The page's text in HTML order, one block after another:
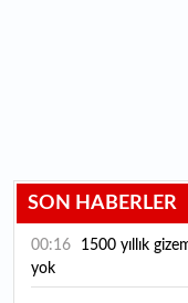
SON HABERLER
00:16
yok